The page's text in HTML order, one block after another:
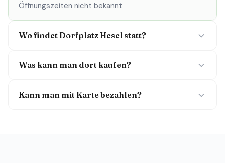
Öffnungszeiten nicht bekannt
Wo findet Dorfplatz Hesel statt?
Was kann man dort kaufen?
Kann man mit Karte bezahlen?